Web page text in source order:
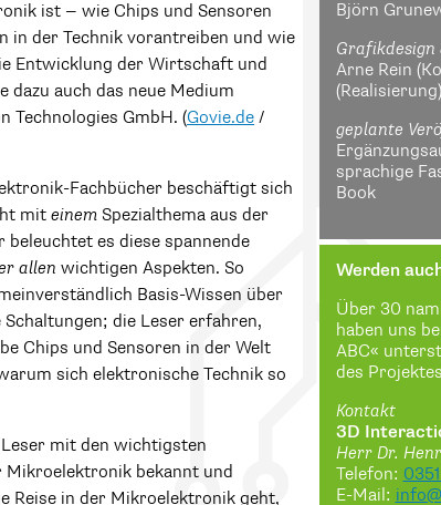
ist — wie Chips und Sensoren
in der Technik vorantreiben und wie
Entwicklung der Wirtschaft und
dazu auch das neue Medium
Technologies GmbH. (Govie.de /
Fachbücher beschäftigt sich
mit einem Spezialthema aus der
es diese spannende
allen wichtigen Aspekten. So
Basis-Wissen über
die Leser erfahren,
Chips und Sensoren in der Welt
sich elektronische Technik so
mit den wichtigsten
Mikroelektronik bekannt und
Reise in der Mikroelektronik geht,
Björn
Grafikdesign
Arne Rein
geplante
sprachige
Book
Werden
Über 30
haben uns
ABC«
des
Kontakt
3D
Herr Dr.
Telefon:
E-Mail: